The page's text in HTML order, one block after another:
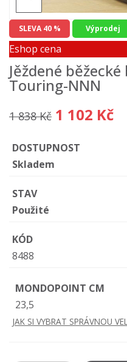
SLEVA 40 % Výprodej
Eshop cena
Jěždené
Touring-NNN
1 838 Kč 1 102 Kč
DOSTUPNOST
Skladem
STAV
Použité
KÓD
8488
MONDOPOINT CM
23,5
JAK SI VYBRAT SPRÁVNOU